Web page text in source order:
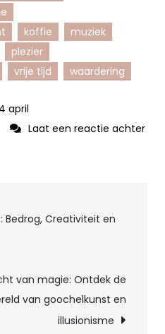
koffie
muziek
plezier
vrije tijd waardering
april
Laat een reactie achter
Bedrog, Creativiteit en
van magie: Ontdek de
van goochelkunst en
illusionisme